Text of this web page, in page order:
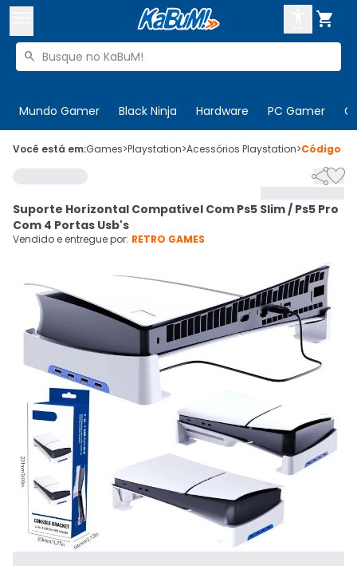

Buscar produtos

Mundo Gamer Black Ninja Hardware PC Gamer
 Olá. Acesse sua conta
Cupons
Ativar tradutor em libras
CADASTRE-SE
Você está em:Games>Playstation>Acessórios Playstation>Código

Suporte Horizontal Compativel Com Ps5 Slim / Ps5 Pro
Com 4 Portas Usb's
Vendido e entregue por: RETRO GAMES